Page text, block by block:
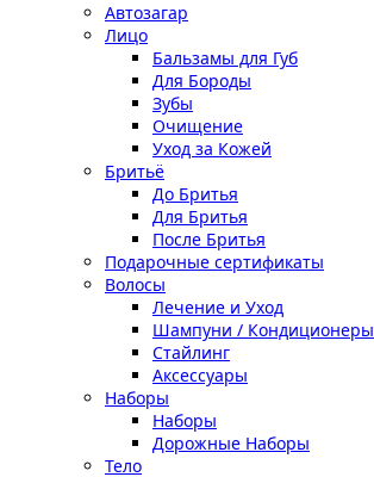
Автозагар
Лицо
Бальзамы для Губ
Для Бороды
Зубы
Очищение
Уход за Кожей
Бритьё
До Бритья
Для Бритья
После Бритья
Подарочные сертификаты
Волосы
Лечение и Уход
Шампуни / Кондиционеры
Стайлинг
Аксессуары
Наборы
Наборы
Дорожные Наборы
Тело